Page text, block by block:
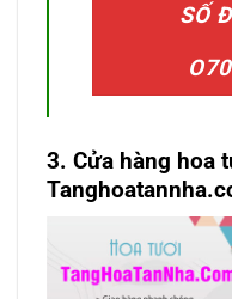
SỐ
3. Cửa hàng hoa